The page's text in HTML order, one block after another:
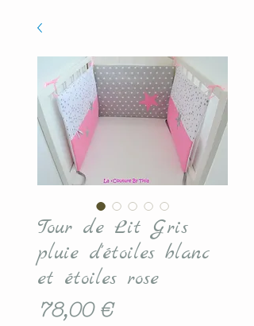
Tour de Lit Gris
pluie d'étoiles blanc
et étoiles rose
78,00 €Prix